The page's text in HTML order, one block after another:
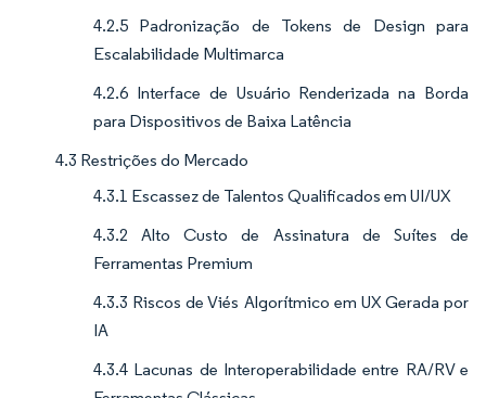
4.2.5 Padronização de Tokens de Design para
Escalabilidade Multimarca
4.2.6 Interface de Usuário Renderizada na Borda
para Dispositivos de Baixa Latência
4.3 Restrições do Mercado
4.3.1 Escassez de Talentos Qualificados em UI/UX
4.3.2 Alto Custo de Assinatura de Suítes de
Ferramentas Premium
4.3.3 Riscos de Viés Algorítmico em UX Gerada por
IA
4.3.4 Lacunas de Interoperabilidade entre RA/RV e